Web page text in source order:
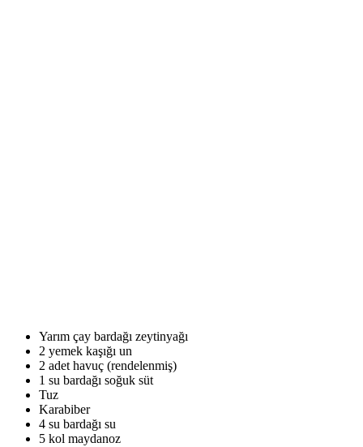
Yarım çay bardağı zeytinyağı
2 yemek kaşığı un
2 adet havuç (rendelenmiş)
1 su bardağı soğuk süt
Tuz
Karabiber
4 su bardağı su
5 kol maydanoz